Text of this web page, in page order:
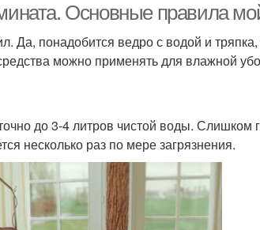
Основные правила
Да, понадобится ведро с водой и тряпка,
можно применять для влажной
до 3-4 литров чистой воды. Слишком
несколько раз по мере загрязнения.